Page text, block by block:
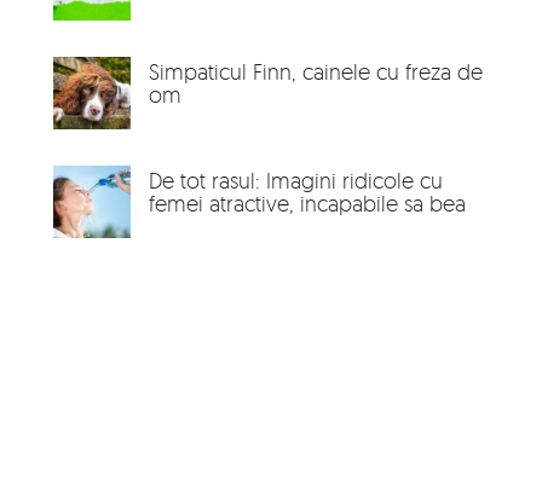
Simpaticul Finn, cainele cu freza de
om
De tot rasul: Imagini ridicole cu
femei atractive, incapabile sa bea